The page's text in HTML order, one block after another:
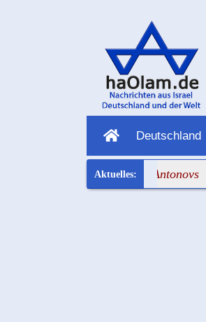
Deutschland
zwischen zwei Antonovs +++